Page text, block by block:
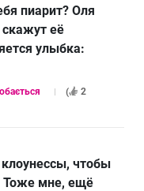
пиарит? Оля
её
улыбка:
(
2
чтобы
Тоже мне, ещё